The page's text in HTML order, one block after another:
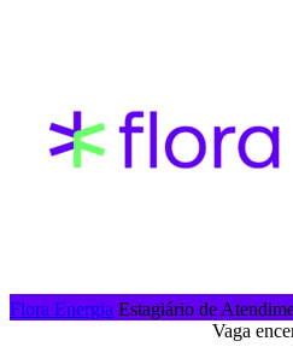
Flora Energia Estagiário de
Vaga